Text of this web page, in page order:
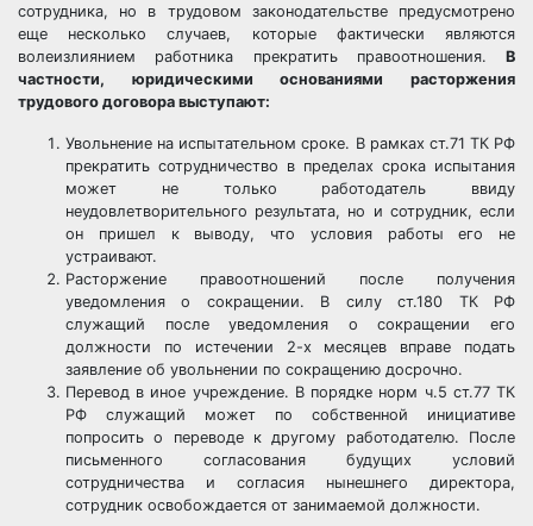
сотрудника, но в трудовом законодательстве предусмотрено
еще несколько случаев, которые фактически являются
волеизлиянием работника прекратить правоотношения. В
частности, юридическими основаниями расторжения
трудового договора выступают:
Увольнение на испытательном сроке. В рамках ст.71 ТК РФ
прекратить сотрудничество в пределах срока испытания
может не только работодатель ввиду
неудовлетворительного результата, но и сотрудник, если
он пришел к выводу, что условия работы его не
устраивают.
Расторжение правоотношений после получения
уведомления о сокращении. В силу ст.180 ТК РФ
служащий после уведомления о сокращении его
должности по истечении 2-х месяцев вправе подать
заявление об увольнении по сокращению досрочно.
Перевод в иное учреждение. В порядке норм ч.5 ст.77 ТК
РФ служащий может по собственной инициативе
попросить о переводе к другому работодателю. После
письменного согласования будущих условий
сотрудничества и согласия нынешнего директора,
сотрудник освобождается от занимаемой должности.